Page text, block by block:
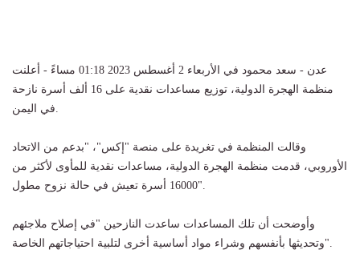
عدن - سعد محمود في الأربعاء 2 أغسطس 2023 01:18 مساءً - أعلنت
منظمة الهجرة الدولية، توزيع مساعدات نقدية على 16 ألف أسرة نازحة
وقالت المنظمة في تغريدة على منصة "إكس"، "بدعم من الاتحاد
الأوروبي، قدمت منظمة الهجرة الدولية، مساعدات نقدية للمأوى لأكثر من
16000 أسرة تعيش في حالة نزوح مطول".
وأوضحت أن تلك المساعدات ساعدت النازحين "في إصلاح ملاجئهم
وتحديثها بأنفسهم وشراء مواد أساسية أخرى لتلبية احتياجاتهم الخاصة".